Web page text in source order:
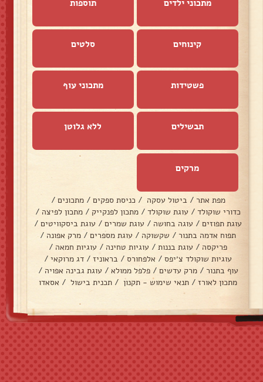
מתכוני ילדים תוספות
קינוחים סלטים
פשטידות מתכוני עוף
תבשילים ללא גלוטן
מרקים
מפת אתר / ביטול עסקה / כניסת ספקים / מתכונים /
כדורי שוקולד / עוגת שוקולד / מתכון לפנקייק / מתכון לפיצה /
עוגת תפוזים / עוגה בחושה / עוגת שמרים / עוגת ביסקוויטים /
תפוח אדמה בתנור / שקשוקה / עוגת מספרים / מרק אפונה /
פריקסה / עוגת בננות / עוגיות טחינה / עוגיות חמאה /
עוגיות שוקולד צ׳יפס / אלפחורס / בראוניז / דג מרוקאי /
עוף בתנור / מרק עדשים / פלפל ממולא / עוגת גבינה אפויה /
מתכון לאורז / תנאי שימוש - תקנון / תכנית בישול / אסאדו